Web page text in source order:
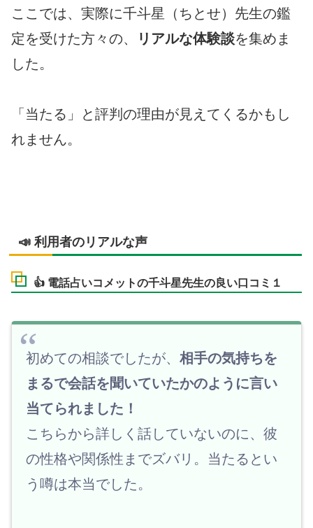
ここでは、実際に千斗星（ちとせ）先生の鑑
定を受けた方々の、
リアルな体験談を集めま
した。
「当たる」と評判の理由が見えてくるかもし
れません。
📣 利用者のリアルな声
👍 電話占いコメットの千斗星先生の良い口コミ１
初めての相談でしたが、 相手の気持ちを
まるで会話を聞いていたかのように言い
当てられました！
こちらから詳しく話していないのに、彼
の性格や関係性までズバリ。当たるとい
う噂は本当でした。